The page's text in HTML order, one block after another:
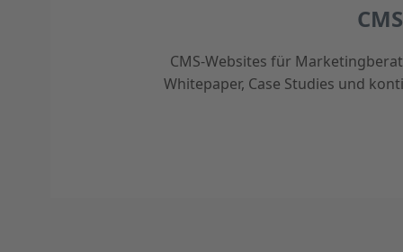
CMS
CMS-Websites für
Whitepaper, Case Studies und